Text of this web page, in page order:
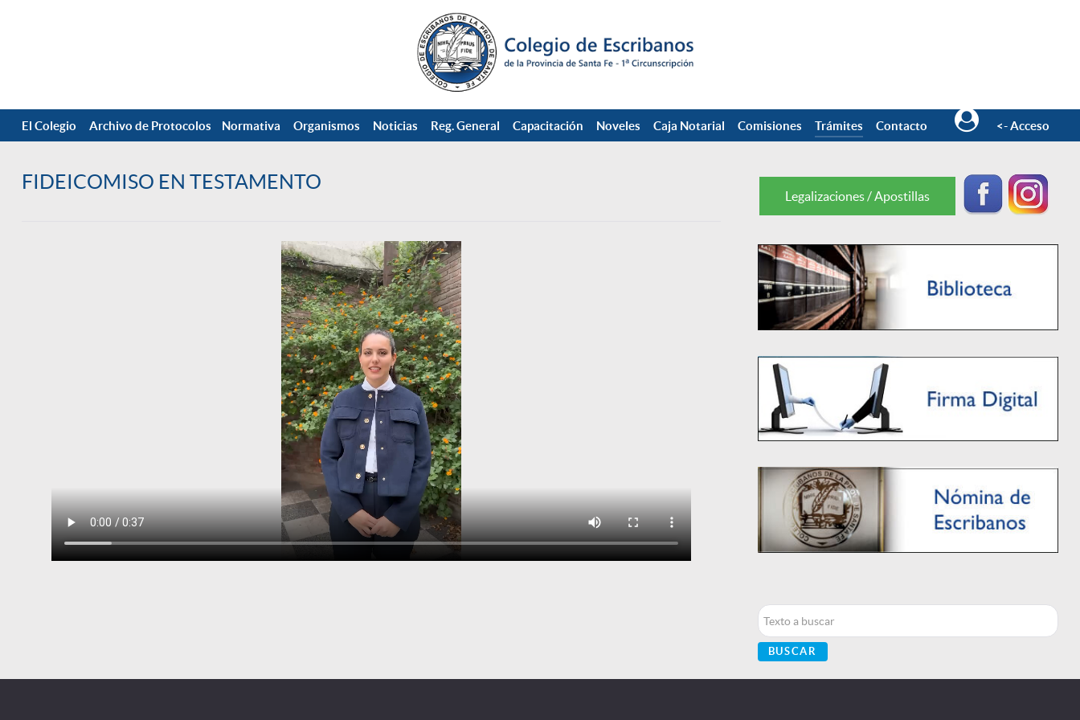
El Colegio Archivo de Protocolos Normativa Organismos Noticias Reg. General Capacitación Noveles Caja Notarial Comisiones Trámites Contacto <- Acceso
FIDEICOMISO EN TESTAMENTO
Buscar...
BUSCAR